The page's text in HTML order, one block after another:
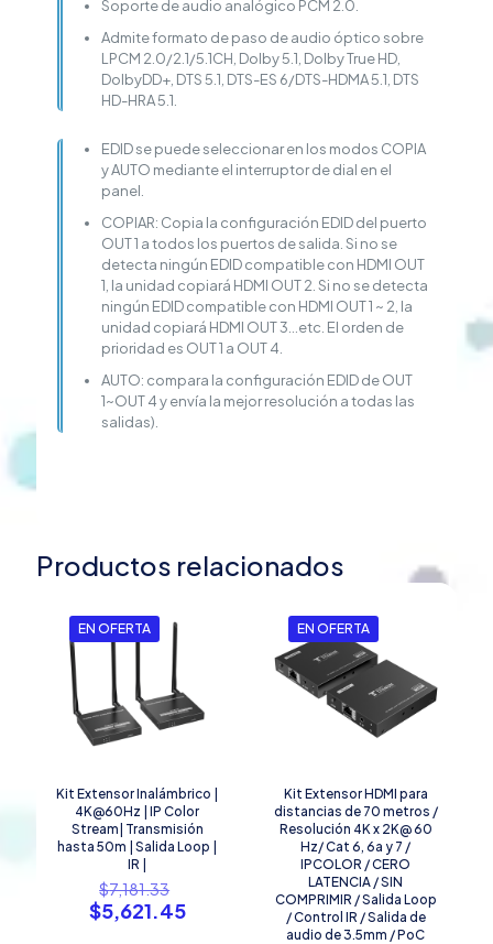
Soporte de audio analógico PCM 2.0.
Admite formato de paso de audio óptico sobre
LPCM 2.0/2.1/5.1CH, Dolby 5.1, Dolby True HD,
DolbyDD+, DTS 5.1, DTS-ES 6/DTS-HDMA 5.1, DTS
HD-HRA 5.1.
EDID se puede seleccionar en los modos COPIA
y AUTO mediante el interruptor de dial en el
panel.
COPIAR: Copia la configuración EDID del puerto
OUT 1 a todos los puertos de salida. Si no se
detecta ningún EDID compatible con HDMI OUT
1, la unidad copiará HDMI OUT 2. Si no se detecta
ningún EDID compatible con HDMI OUT 1 ~ 2, la
unidad copiará HDMI OUT 3…etc. El orden de
prioridad es OUT 1 a OUT 4.
AUTO: compara la configuración EDID de OUT
1~OUT 4 y envía la mejor resolución a todas las
salidas).
Productos relacionados
EN OFERTA
Kit Extensor Inalámbrico |
4K@60Hz | IP Color
Stream| Transmisión
hasta 50m | Salida Loop |
IR |
$7,181.33
precio
original
$5,621.45El
EN OFERTA
Kit Extensor HDMI para
distancias de 70 metros /
Resolución 4K x 2K@ 60
Hz/ Cat 6, 6a y 7 /
IPCOLOR / CERO
LATENCIA / SIN
COMPRIMIR / Salida Loop
/ Control IR / Salida de
audio de 3.5mm / PoC